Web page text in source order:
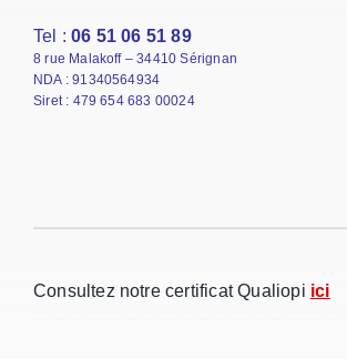
Tel :06 51 06 51 89
8 rue Malakoff – 34410 Sérignan
NDA : 91340564934
Siret : 479 654 683 00024
Consultez notre certificat Qualiopi ici